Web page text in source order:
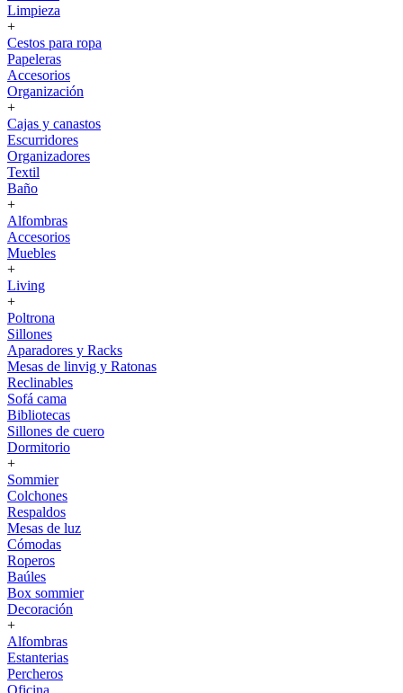
Limpieza
+
Cestos para ropa
Papeleras
Accesorios
Organización
+
Cajas y canastos
Escurridores
Organizadores
Textil
Baño
+
Alfombras
Accesorios
Muebles
+
Living
+
Poltrona
Sillones
Aparadores y Racks
Mesas de linvig y Ratonas
Reclinables
Sofá cama
Bibliotecas
Sillones de cuero
Dormitorio
+
Sommier
Colchones
Respaldos
Mesas de luz
Cómodas
Roperos
Baúles
Box sommier
Decoración
+
Alfombras
Estanterias
Percheros
Oficina